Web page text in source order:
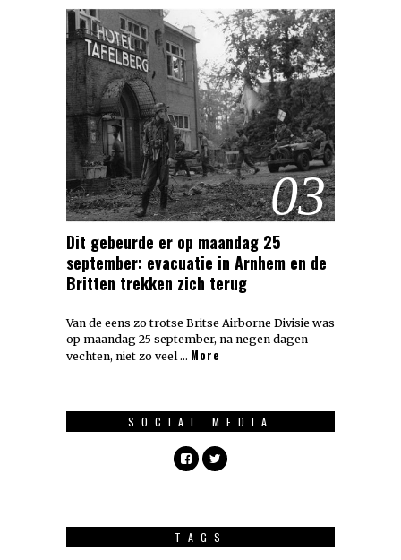
03
Dit gebeurde er op maandag 25
september: evacuatie in Arnhem en de
Britten trekken zich terug
Van de eens zo trotse Britse Airborne Divisie was
op maandag 25 september, na negen dagen
vechten, niet zo veel … More
SOCIAL MEDIA
TAGS